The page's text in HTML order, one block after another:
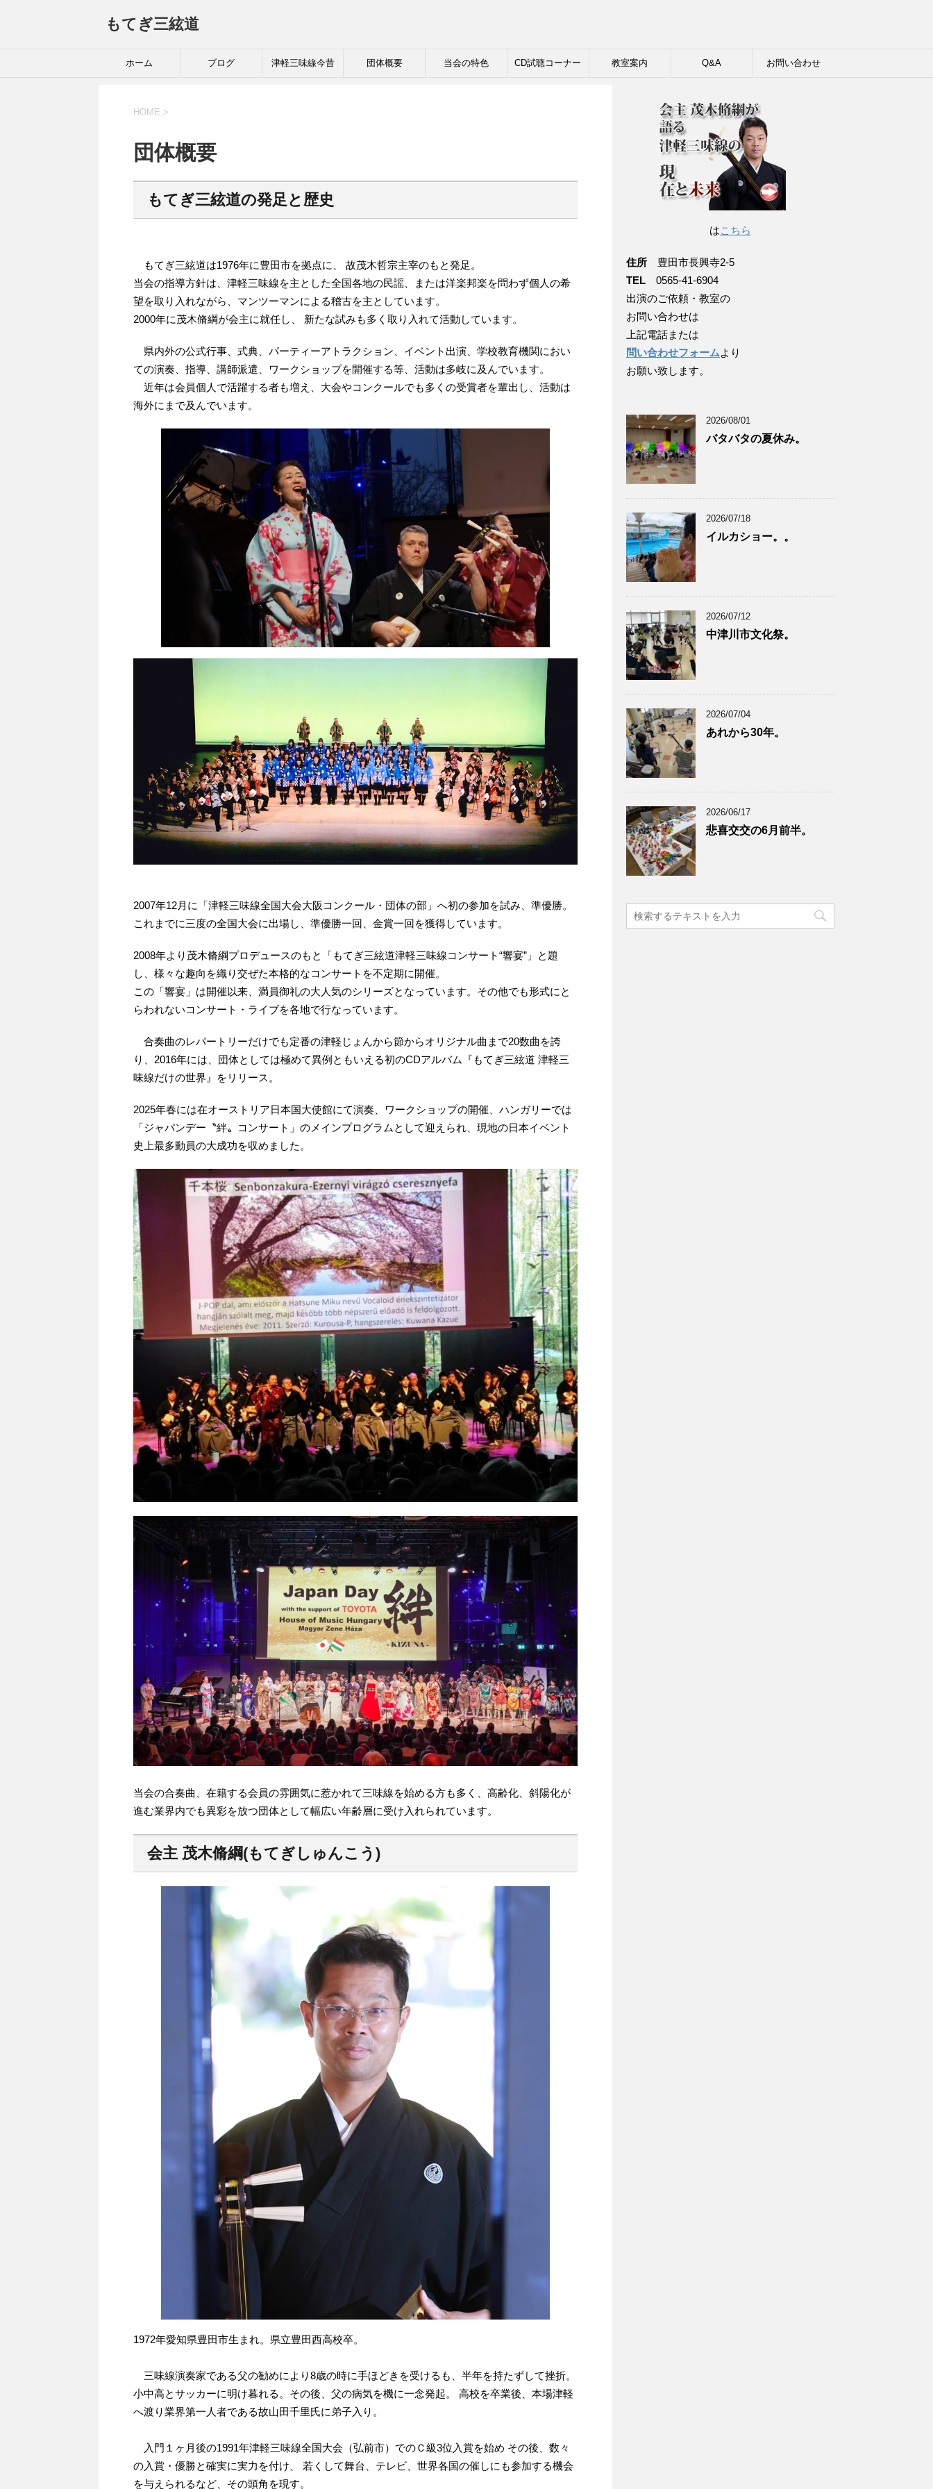
もてぎ三絃道
ホーム ブログ 津軽三味線今昔 団体概要 当会の特色 CD試聴コーナー 教室案内 Q&A お問い合わせ
HOME >
団体概要
もてぎ三絃道の発足と歴史
もてぎ三絃道は1976年に豊田市を拠点に、 故茂木哲宗主宰のもと発足。
当会の指導方針は、津軽三味線を主とした全国各地の民謡、または洋楽邦楽を問わず個人の希
望を取り入れながら、マンツーマンによる稽古を主としています。
2000年に茂木脩綱が会主に就任し、 新たな試みも多く取り入れて活動しています。
県内外の公式行事、式典、パーティーアトラクション、イベント出演、学校教育機関におい
ての演奏、指導、講師派遣、ワークショップを開催する等、活動は多岐に及んでいます。
近年は会員個人で活躍する者も増え、大会やコンクールでも多くの受賞者を輩出し、活動は
海外にまで及んでいます。
2007年12月に「津軽三味線全国大会大阪コンクール・団体の部」へ初の参加を試み、準優勝。
これまでに三度の全国大会に出場し、準優勝一回、金賞一回を獲得しています。
2008年より茂木脩綱プロデュースのもと「もてぎ三絃道津軽三味線コンサート“響宴”」と題
し、様々な趣向を織り交ぜた本格的なコンサートを不定期に開催。
この「響宴」は開催以来、満員御礼の大人気のシリーズとなっています。その他でも形式にと
らわれないコンサート・ライブを各地で行なっています。
合奏曲のレパートリーだけでも定番の津軽じょんから節からオリジナル曲まで20数曲を誇
り、2016年には、団体としては極めて異例ともいえる初のCDアルバム『もてぎ三絃道 津軽三
味線だけの世界』をリリース。
2025年春には在オーストリア日本国大使館にて演奏、ワークショップの開催、ハンガリーでは
「ジャパンデー〝絆〟コンサート」のメインプログラムとして迎えられ、現地の日本イベント
史上最多動員の大成功を収めました。
当会の合奏曲、在籍する会員の雰囲気に惹かれて三味線を始める方も多く、高齢化、斜陽化が
進む業界内でも異彩を放つ団体として幅広い年齢層に受け入れられています。
会主 茂木脩綱(もてぎしゅんこう)
1972年愛知県豊田市生まれ。県立豊田西高校卒。
三味線演奏家である父の勧めにより8歳の時に手ほどきを受けるも、半年を持たずして挫折。
小中高とサッカーに明け暮れる。その後、父の病気を機に一念発起。 高校を卒業後、本場津軽
へ渡り業界第一人者である故山田千里氏に弟子入り。
入門１ヶ月後の1991年津軽三味線全国大会（弘前市）でのＣ級3位入賞を始め その後、数々
の入賞・優勝と確実に実力を付け、 若くして舞台、テレビ、世界各国の催しにも参加する機会
を与えられるなど、その頭角を現す。
はこちら
住所 豊田市長興寺2-5
TEL 0565-41-6904
出演のご依頼・教室の
お問い合わせは
上記電話または
問い合わせフォームより
お願い致します。
2026/08/01
バタバタの夏休み。
2026/07/18
イルカショー。。
2026/07/12
中津川市文化祭。
2026/07/04
あれから30年。
2026/06/17
悲喜交交の6月前半。